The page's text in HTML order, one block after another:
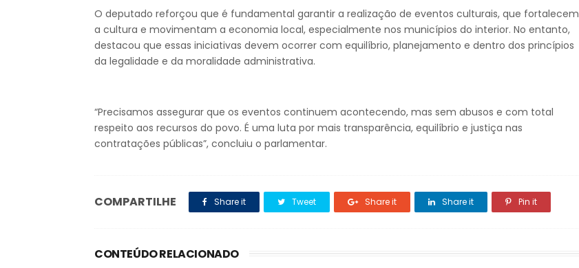
O deputado reforçou que é fundamental garantir a realização de eventos culturais, que fortalecem
a cultura e movimentam a economia local, especialmente nos municípios do interior. No entanto,
destacou que essas iniciativas devem ocorrer com equilíbrio, planejamento e dentro dos princípios
da legalidade e da moralidade administrativa.
“Precisamos assegurar que os eventos continuem acontecendo, mas sem abusos e com total
respeito aos recursos do povo. É uma luta por mais transparência, equilíbrio e justiça nas
contratações públicas”, concluiu o parlamentar.
COMPARTILHE Share it Tweet Share it Share it Pin it
CONTEÚDO RELACIONADO